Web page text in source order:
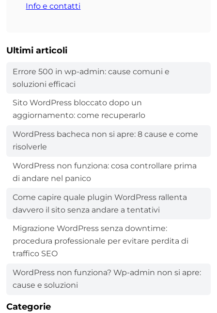
Info e contatti
Ultimi articoli
Errore 500 in wp-admin: cause comuni e
soluzioni efficaci
Sito WordPress bloccato dopo un
aggiornamento: come recuperarlo
WordPress bacheca non si apre: 8 cause e come
risolverle
WordPress non funziona: cosa controllare prima
di andare nel panico
Come capire quale plugin WordPress rallenta
davvero il sito senza andare a tentativi
Migrazione WordPress senza downtime:
procedura professionale per evitare perdita di
traffico SEO
WordPress non funziona? Wp-admin non si apre:
cause e soluzioni
Categorie